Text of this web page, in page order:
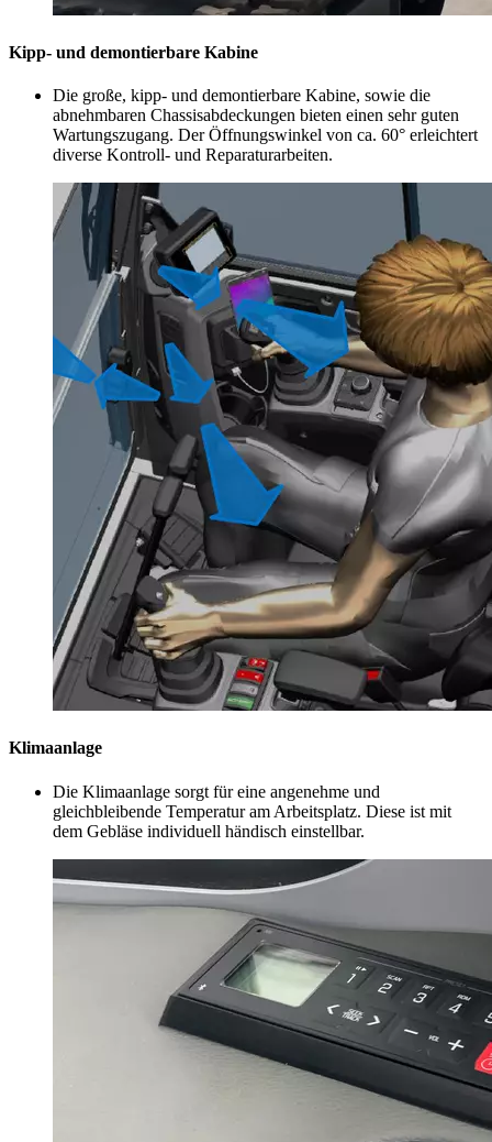
Kipp- und demontierbare Kabine
Die große, kipp- und demontierbare Kabine, sowie die
abnehmbaren Chassisabdeckungen bieten einen sehr guten
Wartungszugang. Der Öffnungswinkel von ca. 60° erleichtert
diverse Kontroll- und Reparaturarbeiten.
Klimaanlage
Die Klimaanlage sorgt für eine angenehme und
gleichbleibende Temperatur am Arbeitsplatz. Diese ist mit
dem Gebläse individuell händisch einstellbar.